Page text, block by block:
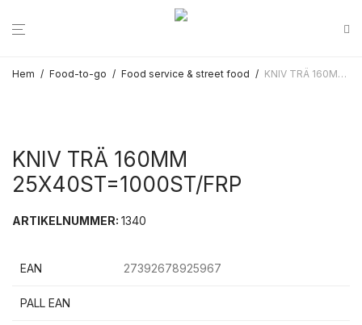
Hem / Food-to-go / Food service & street food / KNIV TRÄ 160MM 25X40ST=1000ST/FRP
KNIV TRÄ 160MM
25X40ST=1000ST/FRP
ARTIKELNUMMER: 1340
EAN 27392678925967
PALL EAN